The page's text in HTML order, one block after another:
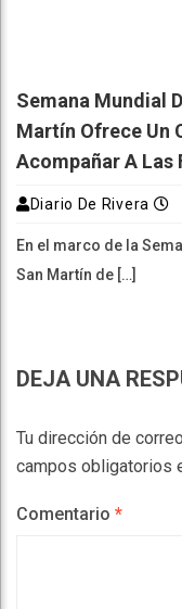
Semana Mundial
Martín Ofrece Un
Acompañar A Las
Diario De Rivera
En el marco de la
San Martín de […]
DEJA UNA
Tu dirección de
campos obligatorios
Comentario *